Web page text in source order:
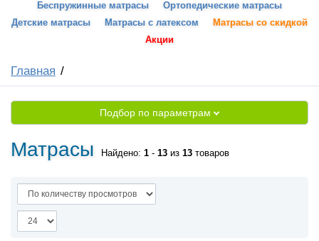
Беспружинные матрасы
Ортопедические матрасы
Детские матрасы
Матрасы с латексом
Матрасы со скидкой
Акции
Главная
Подбор по параметрам
Матрасы Найдено: 1 - 13 из 13 товаров